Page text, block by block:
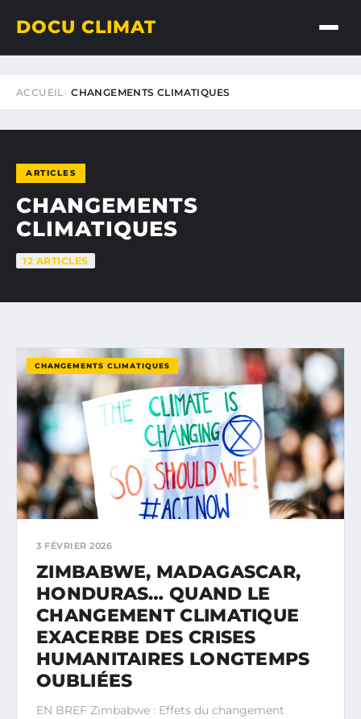
DOCU CLIMAT
ACCUEIL CHANGEMENTS CLIMATIQUES
ARTICLES
CHANGEMENTS
CLIMATIQUES
12 ARTICLES
CHANGEMENTS CLIMATIQUES
3 FÉVRIER 2026
ZIMBABWE, MADAGASCAR,
HONDURAS… QUAND LE
CHANGEMENT CLIMATIQUE
EXACERBE DES CRISES
HUMANITAIRES LONGTEMPS
OUBLIÉES
EN BREF Zimbabwe : Effets du changement